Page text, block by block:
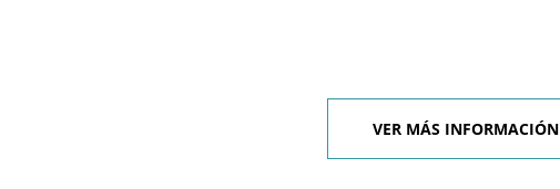
VER MÁS INFORMACIÓN